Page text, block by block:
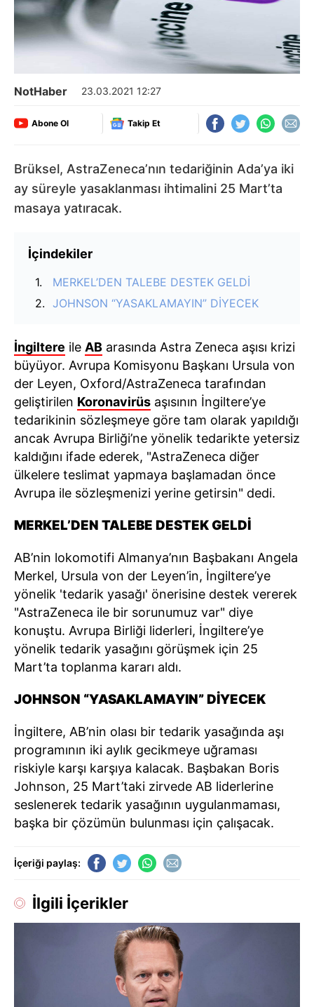
NotHaber 23.03.2021 12:27
Abone Ol Takip Et
Brüksel, AstraZeneca’nın tedariğinin Ada’ya iki
ay süreyle yasaklanması ihtimalini 25 Mart’ta
masaya yatıracak.
İçindekiler
MERKEL’DEN TALEBE DESTEK GELDİ
JOHNSON “YASAKLAMAYIN” DİYECEK
İngiltere ile AB arasında Astra Zeneca aşısı krizi
büyüyor. Avrupa Komisyonu Başkanı Ursula von
der Leyen, Oxford/AstraZeneca tarafından
geliştirilen Koronavirüs aşısının İngiltere’ye
tedarikinin sözleşmeye göre tam olarak yapıldığı
ancak Avrupa Birliği’ne yönelik tedarikte yetersiz
kaldığını ifade ederek, "AstraZeneca diğer
ülkelere teslimat yapmaya başlamadan önce
Avrupa ile sözleşmenizi yerine getirsin" dedi.
MERKEL’DEN TALEBE DESTEK GELDİ
AB’nin lokomotifi Almanya’nın Başbakanı Angela
Merkel, Ursula von der Leyen’in, İngiltere’ye
yönelik 'tedarik yasağı' önerisine destek vererek
"AstraZeneca ile bir sorunumuz var" diye
konuştu. Avrupa Birliği liderleri, İngiltere’ye
yönelik tedarik yasağını görüşmek için 25
Mart’ta toplanma kararı aldı.
JOHNSON “YASAKLAMAYIN” DİYECEK
İngiltere, AB’nin olası bir tedarik yasağında aşı
programının iki aylık gecikmeye uğraması
riskiyle karşı karşıya kalacak. Başbakan Boris
Johnson, 25 Mart’taki zirvede AB liderlerine
seslenerek tedarik yasağının uygulanmaması,
başka bir çözümün bulunması için çalışacak.
İçeriği paylaş:
İlgili İçerikler